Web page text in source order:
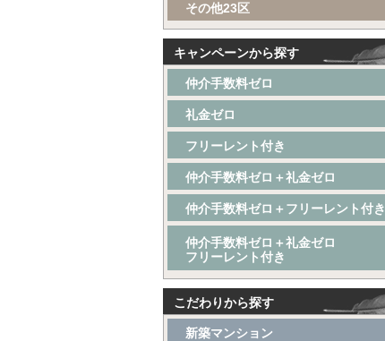
その他23区
キャンペーンから探す
仲介手数料ゼロ
礼金ゼロ
フリーレント付き
仲介手数料ゼロ＋礼金ゼロ
仲介手数料ゼロ＋フリーレント付き
仲介手数料ゼロ＋礼金ゼロ
フリーレント付き
こだわりから探す
新築マンション